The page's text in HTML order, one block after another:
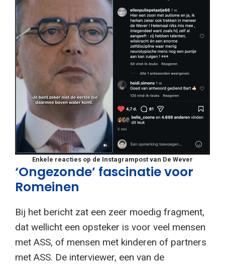
Enkele reacties op de Instagrampost van De Wever
‘Ongezonde’ fascinatie voor
Romeinen
Bij het bericht zat een zeer moedig fragment,
dat wellicht een opsteker is voor veel mensen
met ASS, of mensen met kinderen of partners
met ASS. De interviewer, een van de